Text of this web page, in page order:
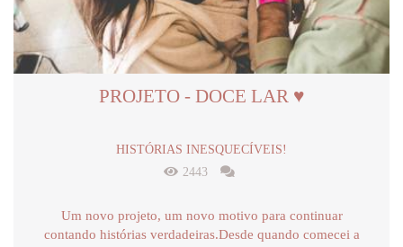
PROJETO - DOCE LAR ♥
HISTÓRIAS INESQUECÍVEIS!
2443
Um novo projeto, um novo motivo para continuar
contando histórias verdadeiras.Desde quando comecei a